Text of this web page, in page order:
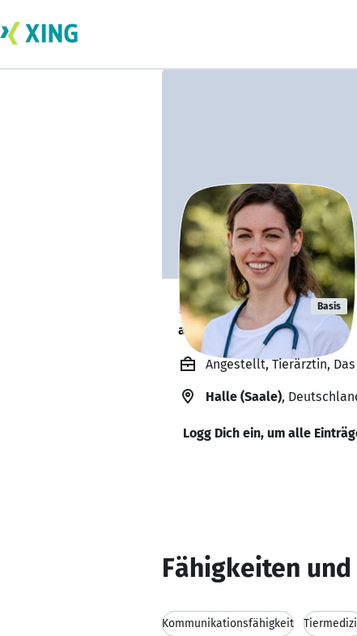
Paula Haase Basis
arbeitet von zu Hause. 🏡
Angestellt, Tierärztin,
Halle (Saale),
Logg Dich ein, um alle
Fähigkeiten
Kommunikationsfähigkeit